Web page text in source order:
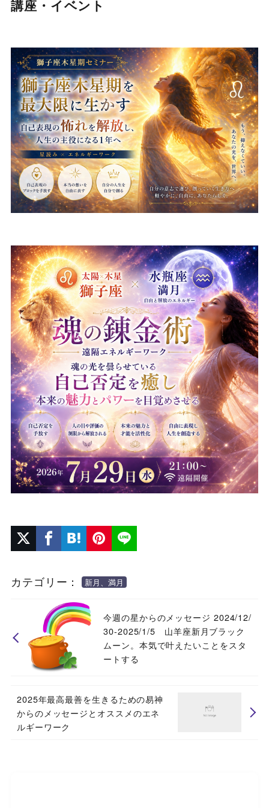
講座・イベント
カテゴリー： 新月、満月
今週の星からのメッセージ 2024/12/
30-2025/1/5 山羊座新月ブラック
ムーン。本気で叶えたいことをスタ
ートする
2025年最高最善を生きるための易神
からのメッセージとオススメのエネ
ルギーワーク